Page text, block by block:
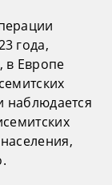
года,
в Европе
наблюдается